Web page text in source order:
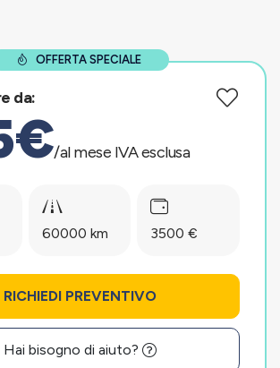
OFFERTA SPECIALE
da:
/al mese IVA esclusa
60000 km 3500 €
RICHIEDI PREVENTIVO
Hai bisogno di aiuto?